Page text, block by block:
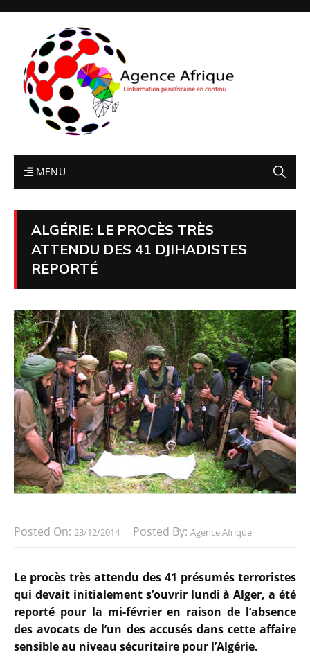
MENU
ALGÉRIE: LE PROCÈS TRÈS
ATTENDU DES 41 DJIHADISTES
REPORTÉ
Posted On: 23/12/2014 Posted By: Agence Afrique
Le procès très attendu des 41 présumés terroristes
qui devait initialement s’ouvrir lundi à Alger, a été
reporté pour la mi-février en raison de l’absence
des avocats de l’un des accusés dans cette affaire
sensible au niveau sécuritaire pour l’Algérie.